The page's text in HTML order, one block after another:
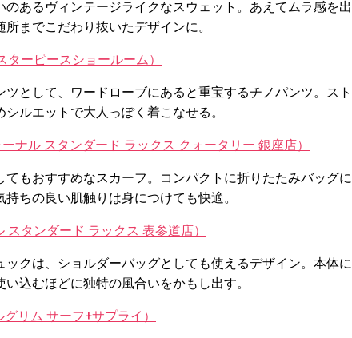
あるヴィンテージライクなスウェット。あえてムラ感を出
までこだわり抜いたデザインに。
ターピースショールーム）
として、ワードローブにあると重宝するチノパンツ。スト
ルエットで大人っぽく着こなせる。
ナル スタンダード ラックス クォータリー 銀座店）
もおすすめなスカーフ。コンパクトに折りたたみバッグに
ちの良い肌触りは身につけても快適。
タンダード ラックス 表参道店）
クは、ショルダーバッグとしても使えるデザイン。本体に
込むほどに独特の風合いをかもし出す。
リム サーフ+サプライ）